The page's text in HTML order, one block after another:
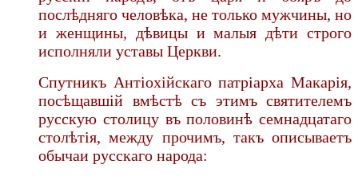
послѣдняго человѣка, не только мужчины, но
и женщины, дѣвицы и малыя дѣти строго
исполняли уставы Церкви.
Спутникъ Антіохійскаго патріарха Макарія,
посѣщавшій вмѣстѣ съ этимъ святителемъ
русскую столицу въ половинѣ семнадцатаго
столѣтія, между прочимъ, такъ описываетъ
обычаи русскаго народа: